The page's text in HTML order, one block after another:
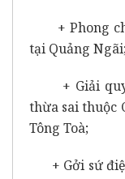
+ Phong
tại Quảng Ngãi;
+ Giải
thừa sai thuộc
Tông Toà;
+ Gởi sứ